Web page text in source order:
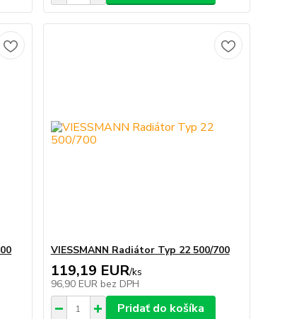
VIESSMANN Radiátor Typ 22 500/700
119,19 EUR/ks
96,90 EUR bez DPH
Pridať do košíka